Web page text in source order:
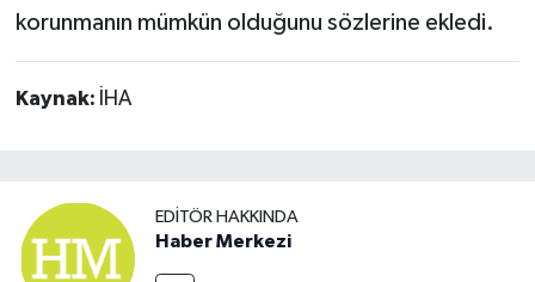
korunmanın mümkün olduğunu sözlerine ekledi.
Kaynak: İHA
EDITÖR HAKKINDA
Haber Merkezi